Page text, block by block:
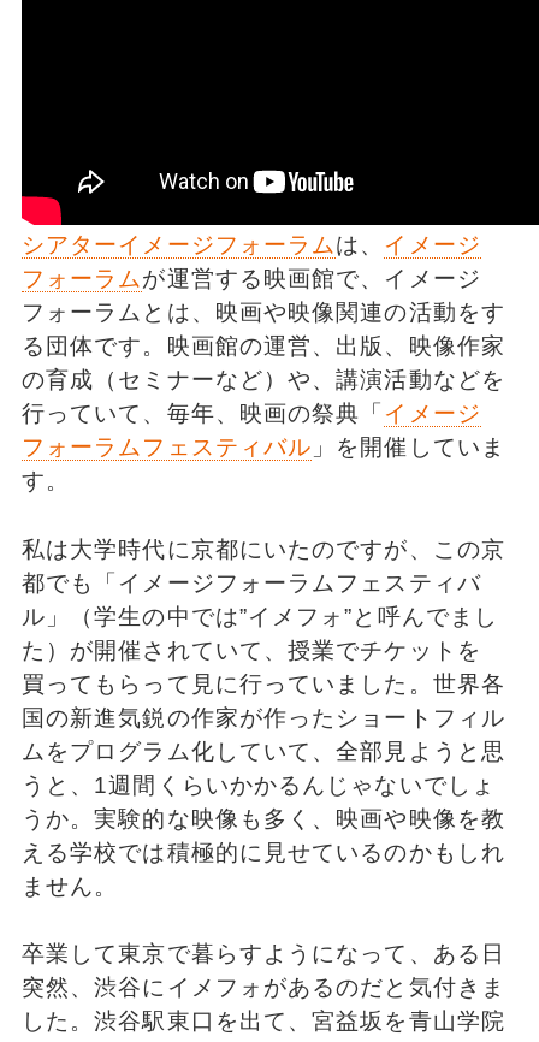
シアターイメージフォーラムは、 イメージ
フォーラムが運営する映画館で、イメージ
フォーラムとは、映画や映像関連の活動をす
る団体です。映画館の運営、出版、映像作家
の育成（セミナーなど）や、講演活動などを
行っていて、毎年、映画の祭典「 イメージ
フォーラムフェスティバル 」を開催していま
す。
私は大学時代に京都にいたのですが、この京
都でも「イメージフォーラムフェスティバ
ル」（学生の中では”イメフォ”と呼んでまし
た）が開催されていて、授業でチケットを
買ってもらって見に行っていました。世界各
国の新進気鋭の作家が作ったショートフィル
ムをプログラム化していて、全部見ようと思
うと、1週間くらいかかるんじゃないでしょ
うか。実験的な映像も多く、映画や映像を教
える学校では積極的に見せているのかもしれ
ません。
卒業して東京で暮らすようになって、ある日
突然、渋谷にイメフォがあるのだと気付きま
した。渋谷駅東口を出て、宮益坂を青山学院